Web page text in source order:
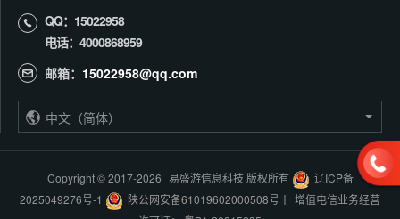
QQ：15022958
电话：4000868959
邮箱： 15022958@qq.com
中文（简体）
Copyright © 2017-2026 易盛游信息科技 版权所有
辽ICP备
2025049276号-1
陕公网安备61019602000508号 丨 增值电信业务经营